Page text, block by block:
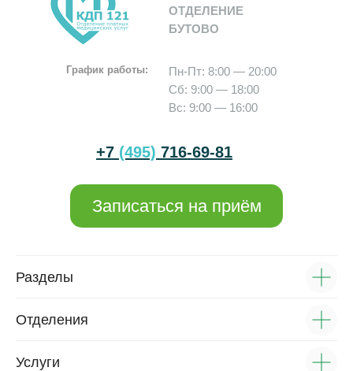
График работы:
ОТДЕЛЕНИЕ
БУТОВО
Пн-Пт: 8:00 — 20:00
Сб: 9:00 — 18:00
Вс: 9:00 — 16:00
+7 (495) 716-69-81
Записаться на приём
Разделы
Отделения
Услуги